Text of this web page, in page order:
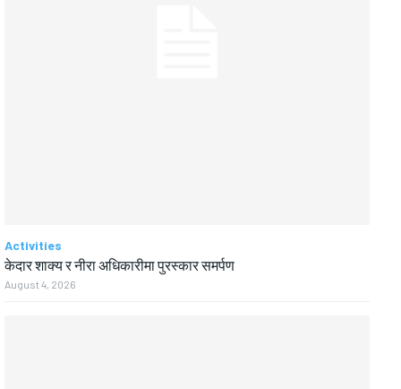
Activities
केदार शाक्य र नीरा अधिकारीमा पुरस्कार समर्पण
August 4, 2026